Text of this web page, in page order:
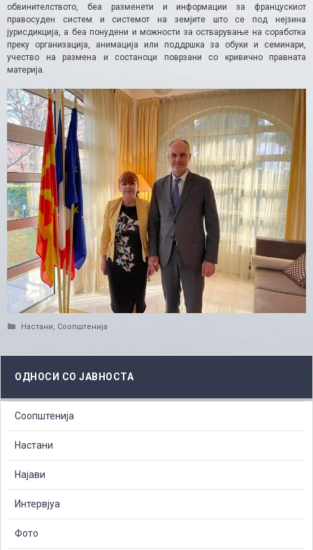
обвинителството, беа разменети и информации за францускиот
правосуден систем и системот на земјите што се под нејзина
јурисдикција, а беа понудени и можности за остварување на соработка
преку организација, анимација или поддршка за обуки и семинари,
учество на размена и состаноци поврзани со кривично правната
материја.
Categories
Настани, Соопштенија
ОДНОСИ СО ЈАВНОСТА
Соопштенија
Настани
Најави
Интервјуа
Фото